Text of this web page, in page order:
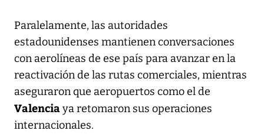
Paralelamente, las autoridades
estadounidenses mantienen conversaciones
con aerolíneas de ese país para avanzar en la
reactivación de las rutas comerciales, mientras
aseguraron que aeropuertos como el de
Valenciaya retomaron sus operaciones
internacionales.